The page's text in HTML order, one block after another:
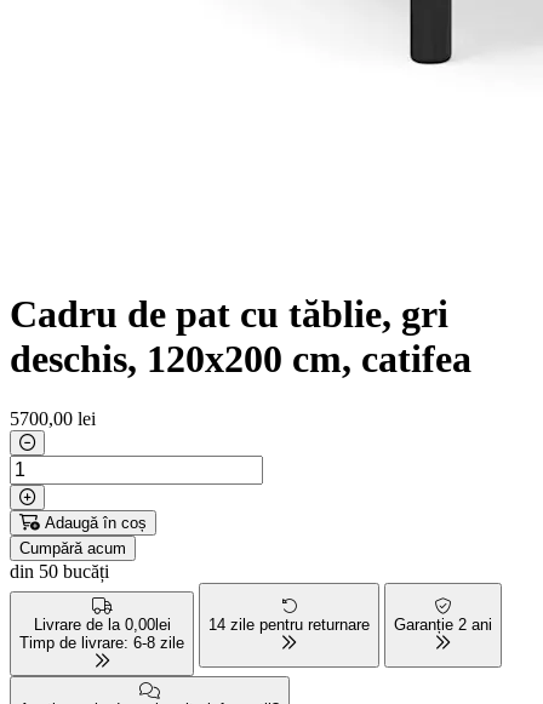
Cadru de pat cu tăblie, gri
deschis, 120x200 cm, catifea
5700,00 lei
Adaugă în coș
Cumpără acum
din 50 bucăți
Livrare de la 0,00lei
Timp de livrare: 6-8 zile
14 zile pentru returnare Garanție 2 ani